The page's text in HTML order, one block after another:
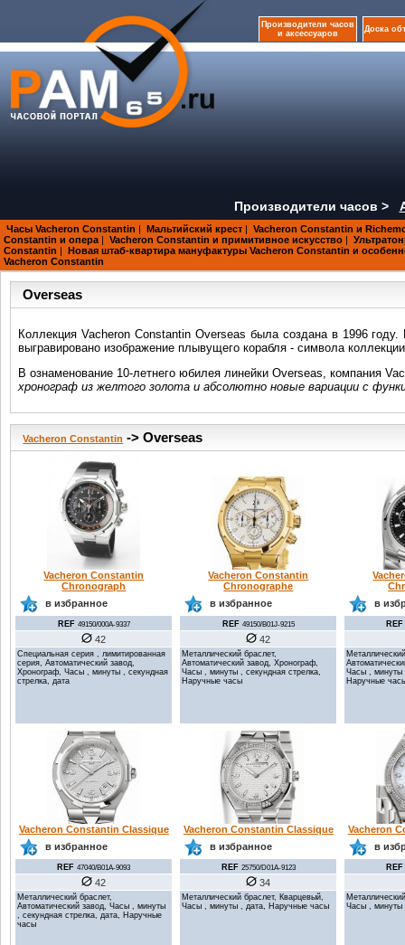
Производители часов
и аксессуаров
Доска
Производители часов >
Часы Vacheron Constantin | Мальтийский крест | Vacheron Constantin и
Constantin и опера | Vacheron Constantin и примитивное искусство |
Constantin | Новая штаб-квартира мануфактуры Vacheron Constantin и
Vacheron Constantin
Overseas
Коллекция Vacheron Constantin Overseas была создана в 1996
выгравировано изображение плывущего корабля - символа
В ознаменование 10-летнего юбилея линейки Overseas, компания
хронограф из желтого золота и абсолютно новые вариации с
Vacheron Constantin -> Overseas
Vacheron Constantin
Chronograph
в избранное
REF 49150/000A-9337
42
Специальная серия , лимитированная
серия, Автоматический завод,
Хронограф, Часы , минуты , секундная
стрелка, дата
Vacheron Constantin
Chronographe
в избранное
REF 49150/B01J-9215
42
Металлический браслет,
Автоматический завод, Хронограф,
Часы , минуты , секундная стрелка,
Наручные часы
в
REF
Часы , минуты
Наручные
Vacheron Constantin Classique
в избранное
REF 47040/B01A-9093
42
Металлический браслет,
Автоматический завод, Часы , минуты
, секундная стрелка, дата, Наручные
часы
Vacheron Constantin Classique
в избранное
REF 25750/D01A-9123
34
Металлический браслет, Кварцевый,
Часы , минуты , дата, Наручные часы
Vacheron
в
REF
Часы , минуты